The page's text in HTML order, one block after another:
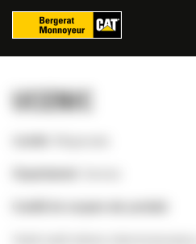
UCENIC
Panoul de gestionare a panourilor cookie